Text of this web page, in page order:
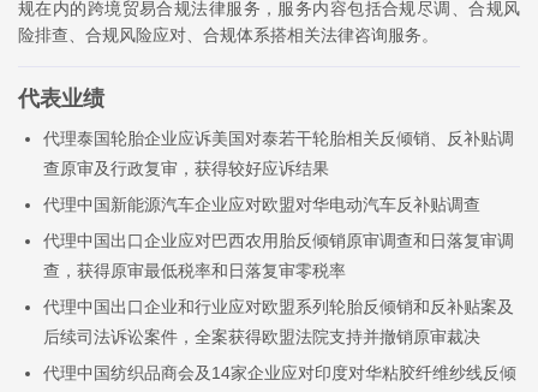
规在内的跨境贸易合规法律服务，服务内容包括合规尽调、合规风
险排查、合规风险应对、合规体系搭相关法律咨询服务。
代表业绩
代理泰国轮胎企业应诉美国对泰若干轮胎相关反倾销、反补贴调
查原审及行政复审，获得较好应诉结果
代理中国新能源汽车企业应对欧盟对华电动汽车反补贴调查
代理中国出口企业应对巴西农用胎反倾销原审调查和日落复审调
查，获得原审最低税率和日落复审零税率
代理中国出口企业和行业应对欧盟系列轮胎反倾销和反补贴案及
后续司法诉讼案件，全案获得欧盟法院支持并撤销原审裁决
代理中国纺织品商会及14家企业应对印度对华粘胶纤维纱线反倾